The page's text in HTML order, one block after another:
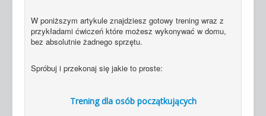
W poniższym artykule znajdziesz gotowy trening wraz z
przykładami ćwiczeń które możesz wykonywać w domu,
bez absolutnie żadnego sprzętu.
Spróbuj i przekonaj się jakie to proste:
Trening dla osób początkujących